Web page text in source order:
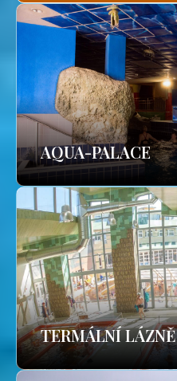
AQUA-PALACE
TERMÁLNÍ LÁZNĚ